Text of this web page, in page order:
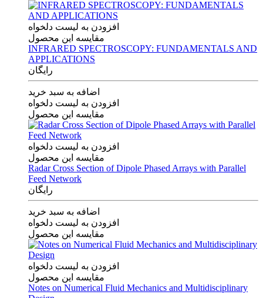
افزودن به لیست دلخواه
مقایسه این محصول
INFRARED SPECTROSCOPY: FUNDAMENTALS AND
APPLICATIONS
رایگان
اضافه به سبد خرید
افزودن به لیست دلخواه
مقایسه این محصول
افزودن به لیست دلخواه
مقایسه این محصول
Radar Cross Section of Dipole Phased Arrays with Parallel
Feed Network
رایگان
اضافه به سبد خرید
افزودن به لیست دلخواه
مقایسه این محصول
افزودن به لیست دلخواه
مقایسه این محصول
Notes on Numerical Fluid Mechanics and Multidisciplinary